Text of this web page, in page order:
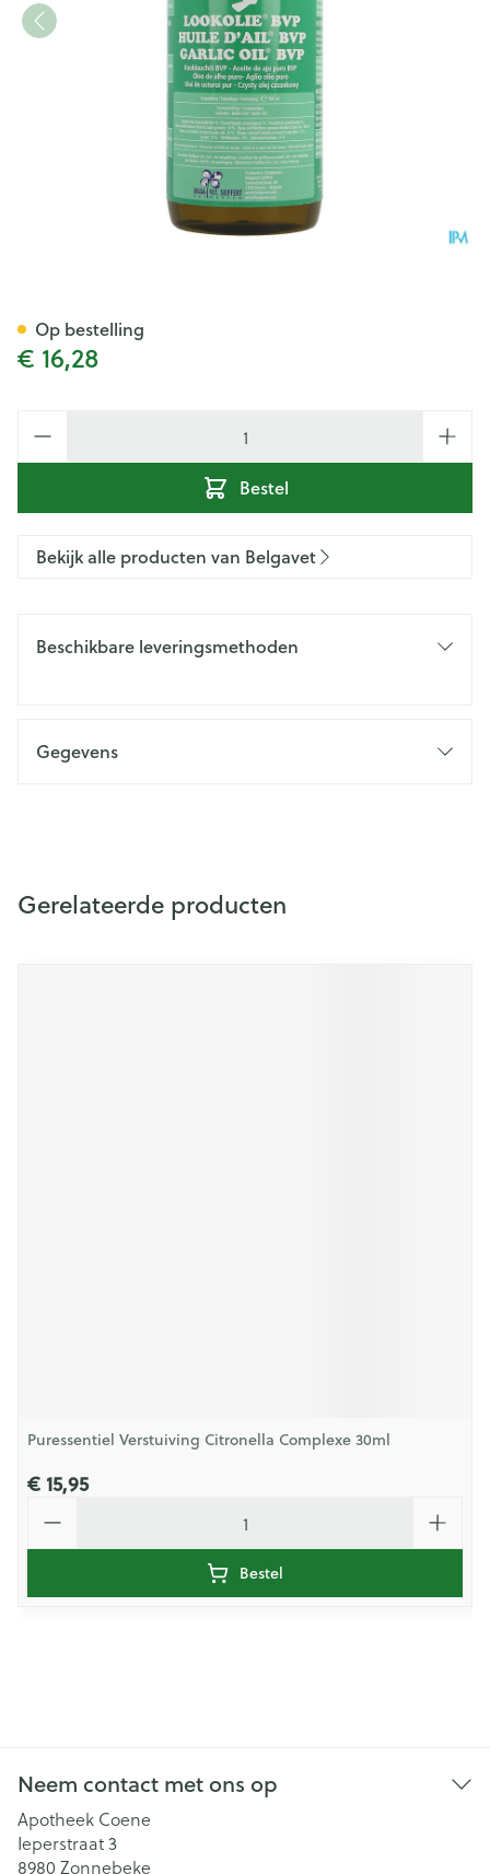
€ 16,28
Bestel
Op bestelling
Bekijk alle producten van Belgavet
Beschikbare leveringsmethoden
Gegevens
Gerelateerde producten
Puressentiel Verstuiving Citronella Complexe 30ml
€ 15,95
Bestel
Neem contact met ons op
Apotheek Coene
Ieperstraat 3
8980 Zonnebeke